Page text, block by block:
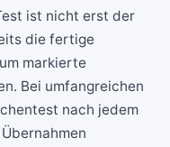
ist nicht erst der
die fertige
markierte
Bei umfangreichen
nach jedem